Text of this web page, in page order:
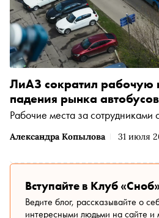
Александра Копылова 31 июля
ЛиАЗ сократил рабочую
падения рынка автобусов
Рабочие места за сотрудниками
Вступайте в Клуб
Ведите блог, рассказывайте о
интересными людьми на сайте и